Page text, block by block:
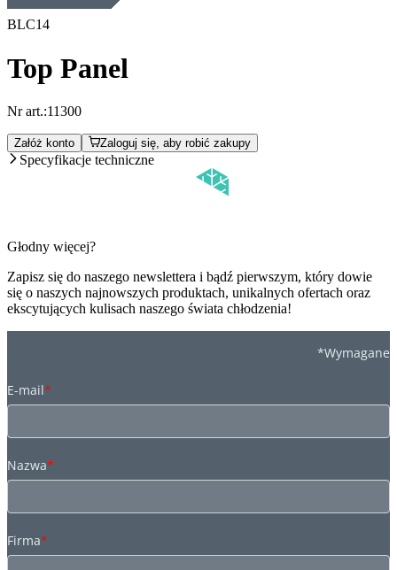
BLC14
Top Panel
Nr art.:11300
Załóż konto Zaloguj się, aby robić zakupy
Specyfikacje techniczne
Głodny więcej?
Zapisz się do naszego newslettera i bądź pierwszym, który dowie
się o naszych najnowszych produktach, unikalnych ofertach oraz
ekscytujących kulisach naszego świata chłodzenia!
*Wymagane
E-mail*
Nazwa*
Firma*